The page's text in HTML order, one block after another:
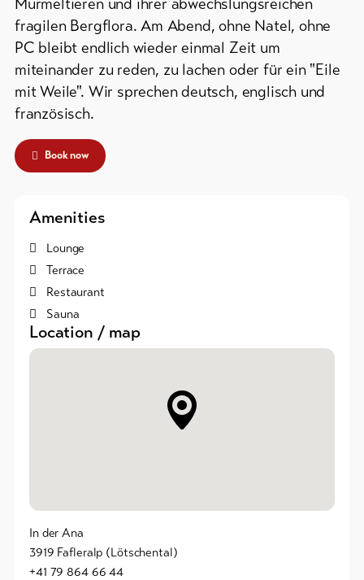
fragilen Bergflora. Am Abend, ohne Natel, ohne
PC bleibt endlich wieder einmal Zeit um
miteinander zu reden, zu lachen oder für ein "Eile
mit Weile". Wir sprechen deutsch, englisch und
französisch.
Book now
Amenities
Lounge
Terrace
Restaurant
Sauna
Location / map
In der Ana
3919 Fafleralp (Lötschental)
+41 79 864 66 44